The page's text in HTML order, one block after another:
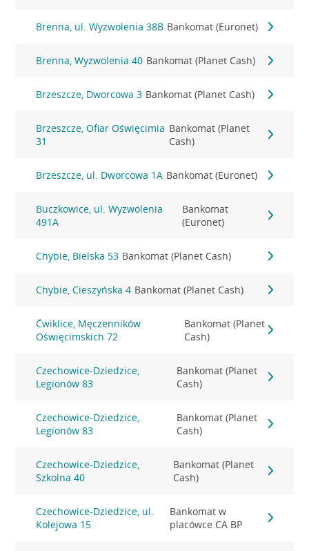
Brenna, ul. Wyzwolenia 38B Bankomat (Euronet)
Brenna, Wyzwolenia 40 Bankomat (Planet Cash)
Brzeszcze, Dworcowa 3 Bankomat (Planet Cash)
Brzeszcze, Ofiar Oświęcimia
31
Bankomat (Planet
Cash)
Brzeszcze, ul. Dworcowa 1A Bankomat (Euronet)
Buczkowice, ul. Wyzwolenia
491A
Bankomat
(Euronet)
Chybie, Bielska 53 Bankomat (Planet Cash)
Chybie, Cieszyńska 4 Bankomat (Planet Cash)
Ćwiklice, Męczenników
Oświęcimskich 72
Bankomat (Planet
Cash)
Czechowice-Dziedzice,
Legionów 83
Bankomat (Planet
Cash)
Czechowice-Dziedzice,
Legionów 83
Bankomat (Planet
Cash)
Czechowice-Dziedzice,
Szkolna 40
Bankomat (Planet
Cash)
Czechowice-Dziedzice, ul.
Kolejowa 15
Bankomat w
placówce CA BP